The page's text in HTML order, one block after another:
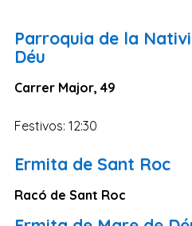
Santa Cruz de Tenerife
Islas Baleares
Las Palmas
Parroquia de la
Déu
Carrer Major, 49
Festivos: 12:30
Ermita de Sant Roc
Racó de Sant Roc